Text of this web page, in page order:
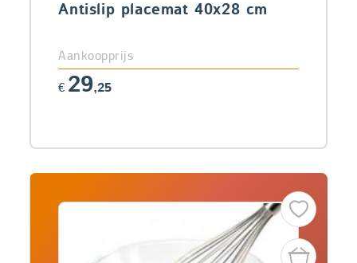
Antislip placemat 40x28 cm
Aankoopprijs
€ 29,25